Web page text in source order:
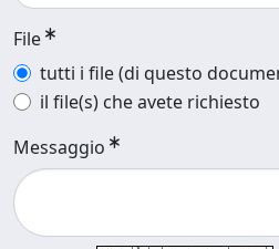
File
tutti i file (di questo
il file(s) che avete richiesto
Messaggio